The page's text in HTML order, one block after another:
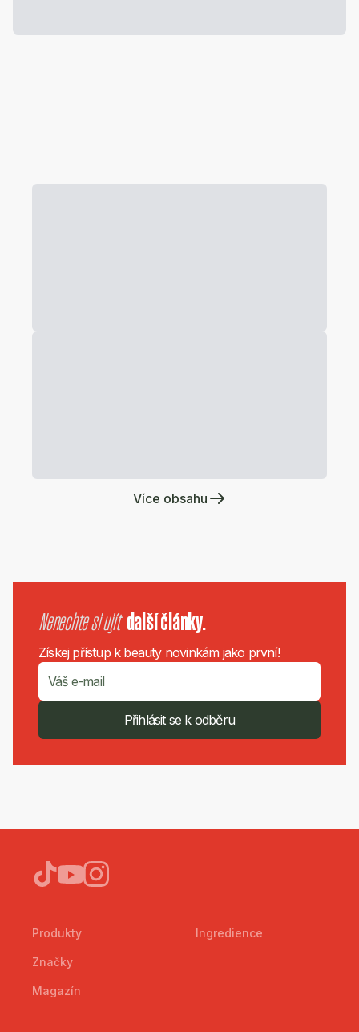
Více obsahu
Nenechte si ujít další články.
Získej přístup k beauty novinkám jako první!
Přihlásit se k odběru
Produkty
Značky
Magazín
Ingredience